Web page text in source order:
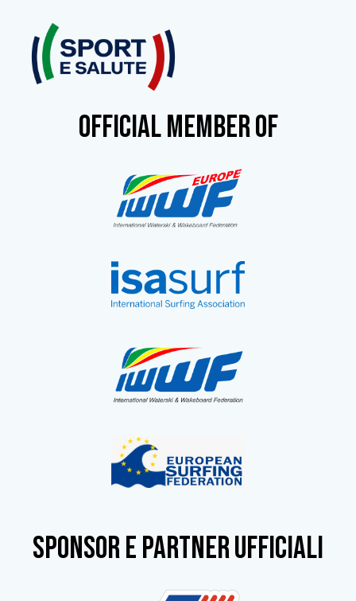
OFFICIAL MEMBER OF
SPONSOR e partner ufficiali